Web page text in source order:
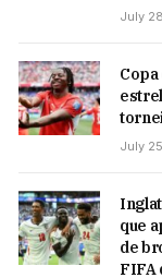
July
Copa
July
que
de
FIFA